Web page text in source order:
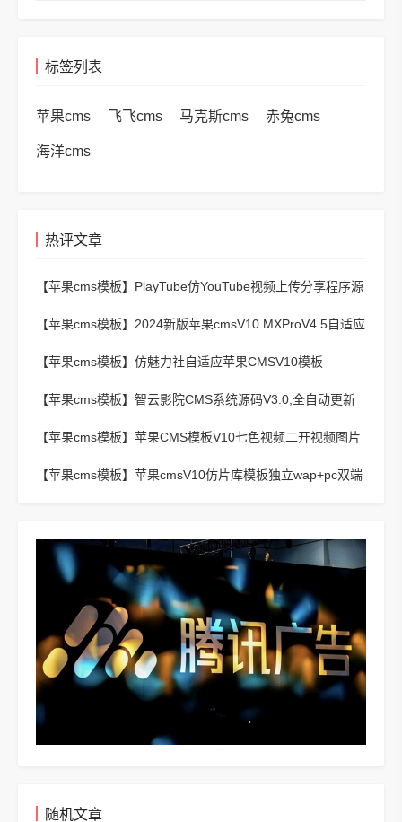
标签列表
苹果cms 飞飞cms 马克斯cms 赤兔cms
海洋cms
热评文章
【苹果cms模板】 PlayTube仿YouTube视频上传分享程序源
【苹果cms模板】 2024新版苹果cmsV10 MXProV4.5自适应
【苹果cms模板】 仿魅力社自适应苹果CMSV10模板
【苹果cms模板】 智云影院CMS系统源码V3.0,全自动更新
【苹果cms模板】 苹果CMS模板V10七色视频二开视频图片
【苹果cms模板】 苹果cmsV10仿片库模板独立wap+pc双端
随机文章